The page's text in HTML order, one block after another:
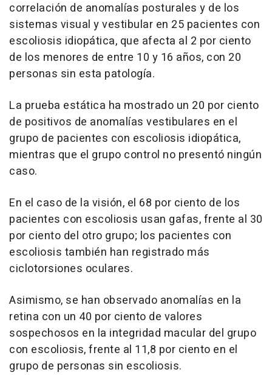
correlación de anomalías posturales y de los
sistemas visual y vestibular en 25 pacientes con
escoliosis idiopática, que afecta al 2 por ciento
de los menores de entre 10 y 16 años, con 20
personas sin esta patología.
La prueba estática ha mostrado un 20 por ciento
de positivos de anomalías vestibulares en el
grupo de pacientes con escoliosis idiopática,
mientras que el grupo control no presentó ningún
caso.
En el caso de la visión, el 68 por ciento de los
pacientes con escoliosis usan gafas, frente al 30
por ciento del otro grupo; los pacientes con
escoliosis también han registrado más
ciclotorsiones oculares.
Asimismo, se han observado anomalías en la
retina con un 40 por ciento de valores
sospechosos en la integridad macular del grupo
con escoliosis, frente al 11,8 por ciento en el
grupo de personas sin escoliosis.